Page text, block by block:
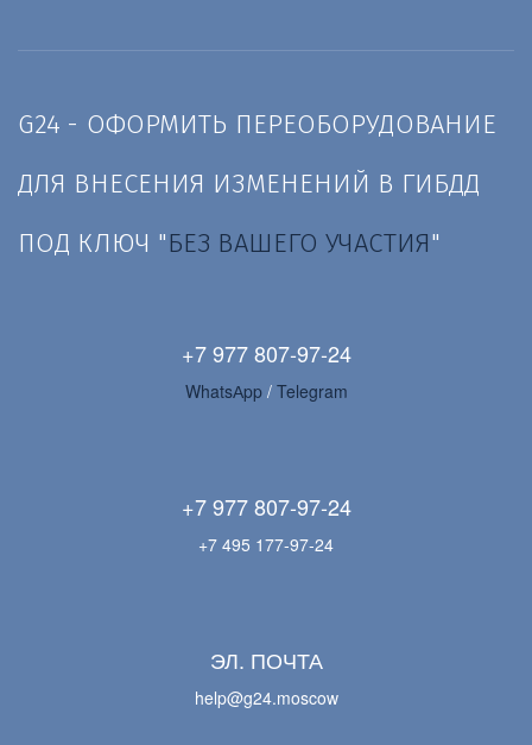
G24 - ОФОРМИТЬ ПЕРЕОБОРУДОВАНИЕ
ДЛЯ ВНЕСЕНИЯ ИЗМЕНЕНИЙ В ГИБДД
ПОД КЛЮЧ "БЕЗ ВАШЕГО УЧАСТИЯ"
+7 977 807-97-24
WhatsАpp / Telegram
+7 977 807-97-24
+7 495 177-97-24
ЭЛ. ПОЧТА
help@g24.moscow